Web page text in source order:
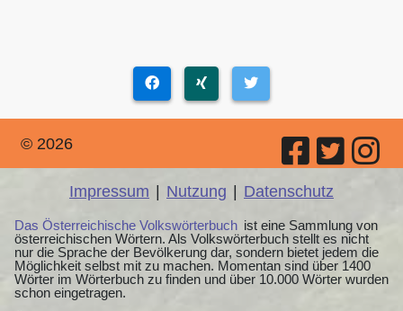
© 2026
Impressum Nutzung Datenschutz
Das Österreichische Volkswörterbuch ist eine Sammlung von
österreichischen Wörtern. Als Volkswörterbuch stellt es nicht
nur die Sprache der Bevölkerung dar, sondern bietet jedem die
Möglichkeit selbst mit zu machen. Momentan sind über 1400
Wörter im Wörterbuch zu finden und über 10.000 Wörter wurden
schon eingetragen.